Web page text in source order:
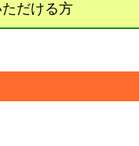
だける方